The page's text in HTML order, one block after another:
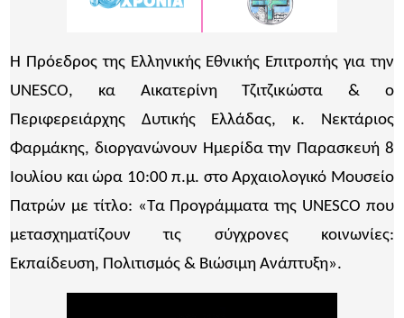
Η Πρόεδρος της Ελληνικής Εθνικής Επιτροπής για την
UNESCO, κα Αικατερίνη Τζιτζικώστα & ο
Περιφερειάρχης Δυτικής Ελλάδας, κ. Νεκτάριος
Φαρμάκης, διοργανώνουν Ημερίδα την Παρασκευή 8
Ιουλίου και ώρα 10:00 π.μ. στο Αρχαιολογικό Μουσείο
Πατρών με τίτλο: «Τα Προγράμματα της UNESCO που
μετασχηματίζουν τις σύγχρονες κοινωνίες:
Εκπαίδευση, Πολιτισμός & Βιώσιμη Ανάπτυξη».